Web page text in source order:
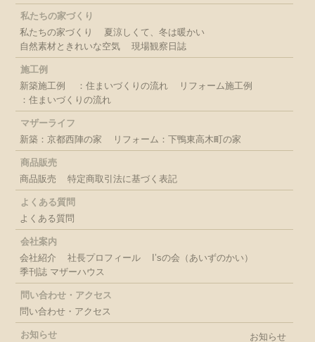
私たちの家づくり
私たちの家づくり
夏涼しくて、冬は暖かい
自然素材ときれいな空気
現場観察日誌
施工例
新築施工例
：住まいづくりの流れ
リフォーム施工例
：住まいづくりの流れ
マザーライフ
新築：京都西陣の家
リフォーム：下鴨東高木町の家
商品販売
商品販売
特定商取引法に基づく表記
よくある質問
よくある質問
会社案内
会社紹介
社長プロフィール
I’sの会（あいずのかい）
季刊誌 マザーハウス
問い合わせ・アクセス
問い合わせ・アクセス
お知らせ お知らせ